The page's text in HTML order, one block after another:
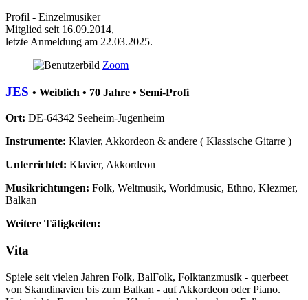
Profil - Einzelmusiker
Mitglied seit 16.09.2014,
letzte Anmeldung am 22.03.2025.
Zoom
JES • Weiblich • 70 Jahre • Semi-Profi
Ort: DE-64342 Seeheim-Jugenheim
Instrumente: Klavier, Akkordeon & andere ( Klassische Gitarre )
Unterrichtet: Klavier, Akkordeon
Musikrichtungen: Folk, Weltmusik, Worldmusic, Ethno, Klezmer,
Balkan
Weitere Tätigkeiten:
Vita
Spiele seit vielen Jahren Folk, BalFolk, Folktanzmusik - querbeet
von Skandinavien bis zum Balkan - auf Akkordeon oder Piano.